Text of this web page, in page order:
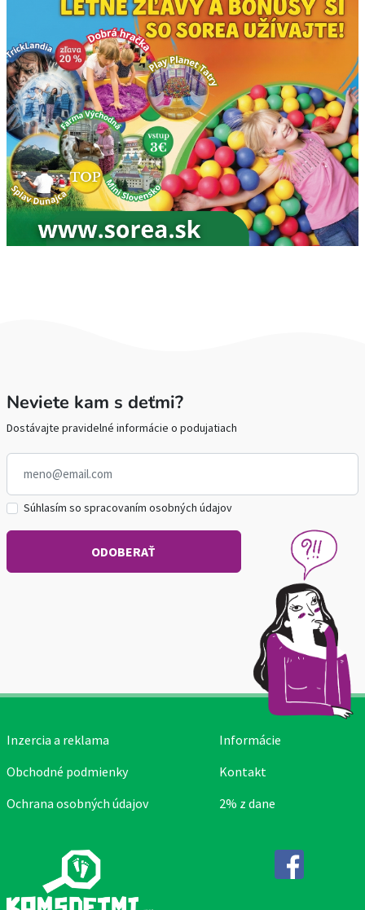
Neviete kam s deťmi?
Dostávajte pravidelné informácie o podujatiach
Súhlasím so spracovaním osobných údajov
Inzercia a reklama
Obchodné podmienky
Ochrana osobných údajov
Informácie
Kontakt
2% z dane